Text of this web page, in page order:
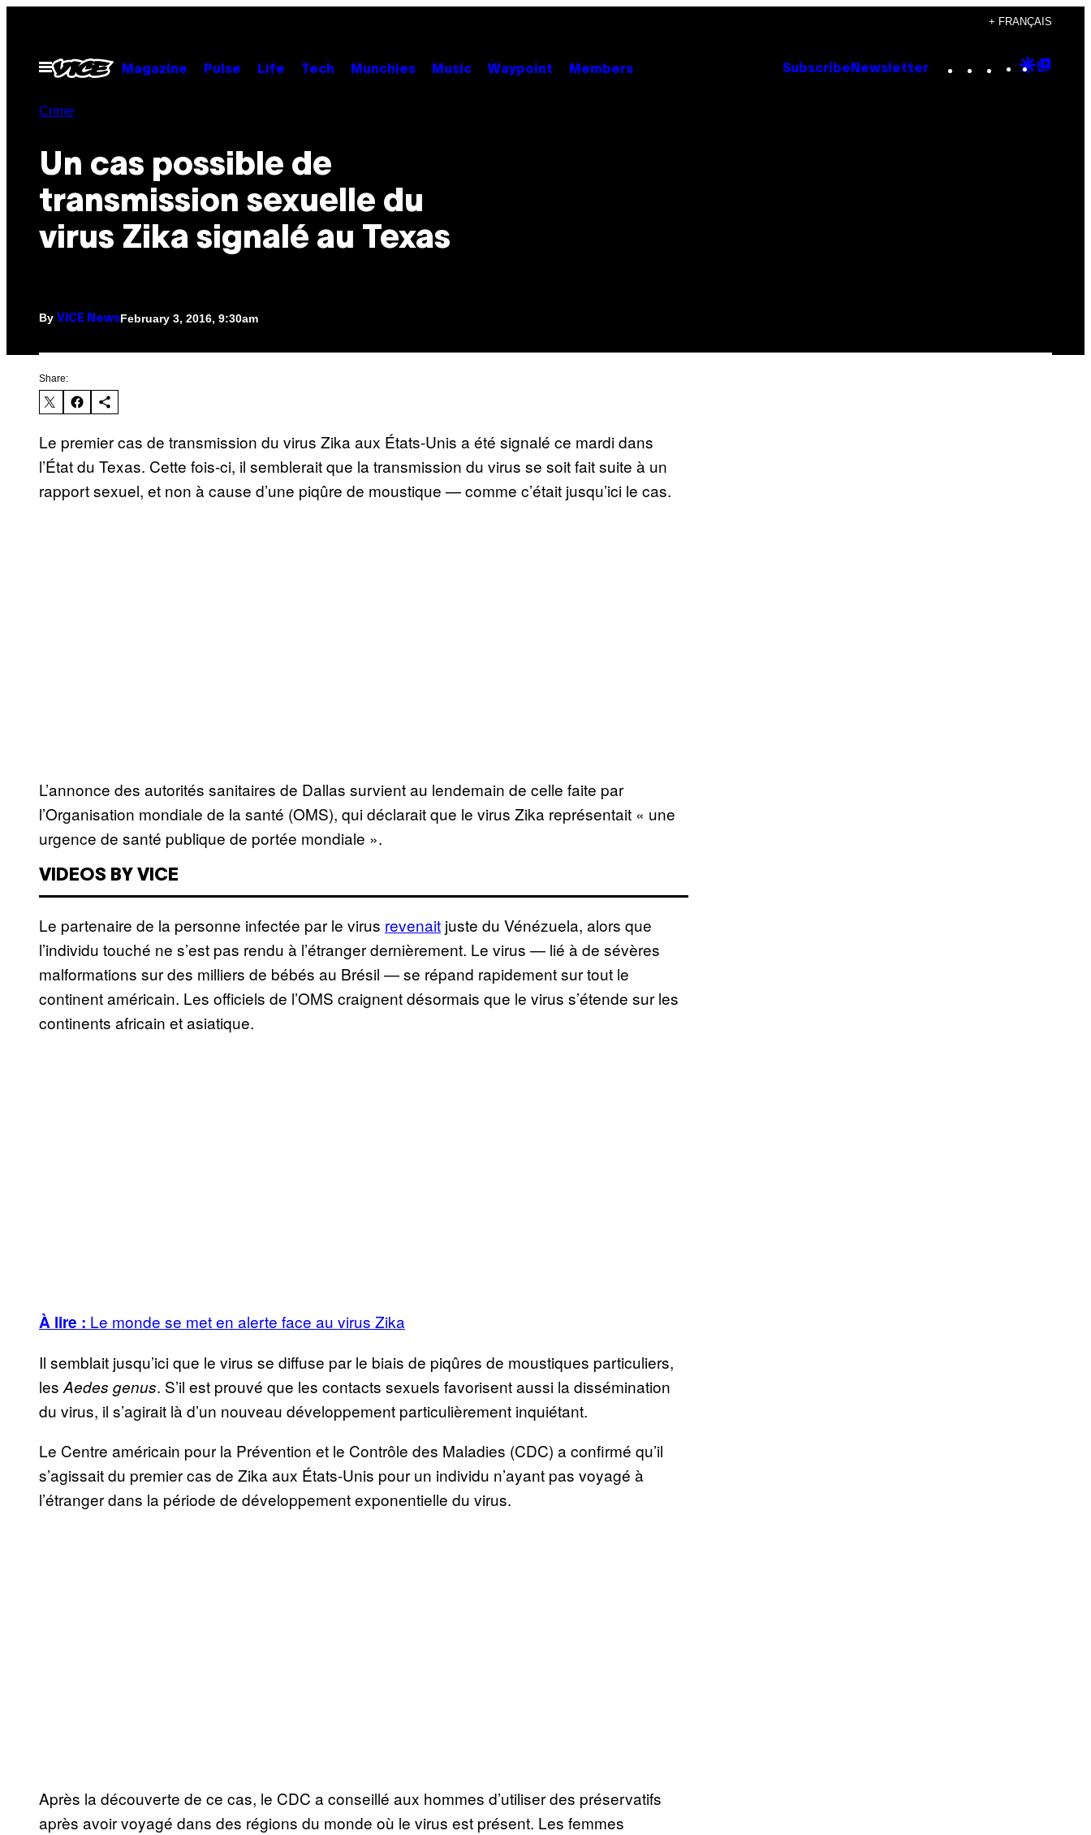
content
+ FRANÇAIS
Open
Menu
Magazine Pulse Life Tech Munchies Music Waypoint Members Subscribe Newsletter Instagram
TikTok
YouTube
Google
Crime
Un cas possible de
transmission sexuelle du
virus Zika signalé au Texas
By VICE NewsFebruary 3, 2016, 9:30am
Share:
Le premier cas de transmission du virus Zika aux États-Unis a été signalé ce mardi dans
l’État du Texas. Cette fois-ci, il semblerait que la transmission du virus se soit fait suite à un
rapport sexuel, et non à cause d’une piqûre de moustique — comme c’était jusqu’ici le cas.
L’annonce des autorités sanitaires de Dallas survient au lendemain de celle faite par
l’Organisation mondiale de la santé (OMS), qui déclarait que le virus Zika représentait « une
urgence de santé publique de portée mondiale ».
VIDEOS BY VICE
Le partenaire de la personne infectée par le virus revenait juste du Vénézuela, alors que
l’individu touché ne s’est pas rendu à l’étranger dernièrement. Le virus — lié à de sévères
malformations sur des milliers de bébés au Brésil — se répand rapidement sur tout le
continent américain. Les officiels de l’OMS craignent désormais que le virus s’étende sur les
continents africain et asiatique.
À lire : Le monde se met en alerte face au virus Zika
Il semblait jusqu’ici que le virus se diffuse par le biais de piqûres de moustiques particuliers,
les Aedes genus. S’il est prouvé que les contacts sexuels favorisent aussi la dissémination
du virus, il s’agirait là d’un nouveau développement particulièrement inquiétant.
Le Centre américain pour la Prévention et le Contrôle des Maladies (CDC) a confirmé qu’il
s’agissait du premier cas de Zika aux États-Unis pour un individu n’ayant pas voyagé à
l’étranger dans la période de développement exponentielle du virus.
Après la découverte de ce cas, le CDC a conseillé aux hommes d’utiliser des préservatifs
après avoir voyagé dans des régions du monde où le virus est présent. Les femmes